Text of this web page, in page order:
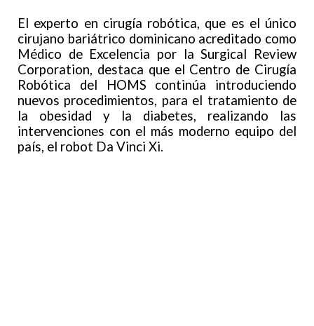
El experto en cirugía robótica, que es el único
cirujano bariátrico dominicano acreditado como
Médico de Excelencia por la Surgical Review
Corporation, destaca que el Centro de Cirugía
Robótica del HOMS continúa introduciendo
nuevos procedimientos, para el tratamiento de
la obesidad y la diabetes, realizando las
intervenciones con el más moderno equipo del
país, el robot Da Vinci Xi.